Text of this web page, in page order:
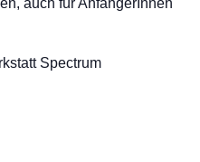
auch für AnfängerInnen
Spectrum